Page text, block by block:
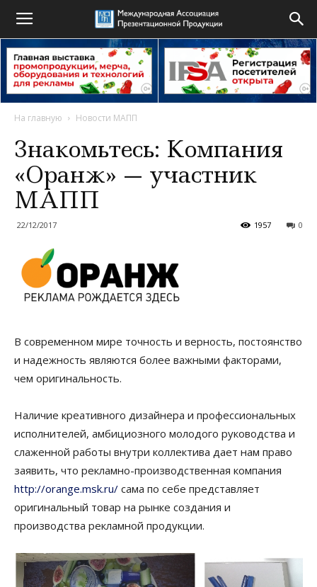
На главную Новости МАПП
Знакомьтесь: Компания
«Оранж» — участник
МАПП
22/12/2017 0
1957
В современном мире точность и верность, постоянство
и надежность являются более важными факторами,
чем оригинальность.
Наличие креативного дизайнера и профессиональных
исполнителей, амбициозного молодого руководства и
слаженной работы внутри коллектива дает нам право
заявить, что рекламно-производственная компания
http://orange.msk.ru/ сама по себе представляет
оригинальный товар на рынке создания и
производства рекламной продукции.